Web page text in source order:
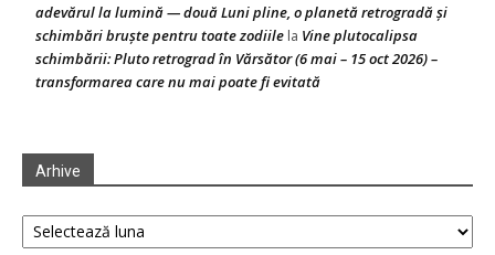
adevărul la lumină — două Luni pline, o planetă retrogradă și
schimbări bruște pentru toate zodiile la Vine plutocalipsa
schimbării: Pluto retrograd în Vărsător (6 mai – 15 oct 2026) –
transformarea care nu mai poate fi evitată
Arhive
Arhive